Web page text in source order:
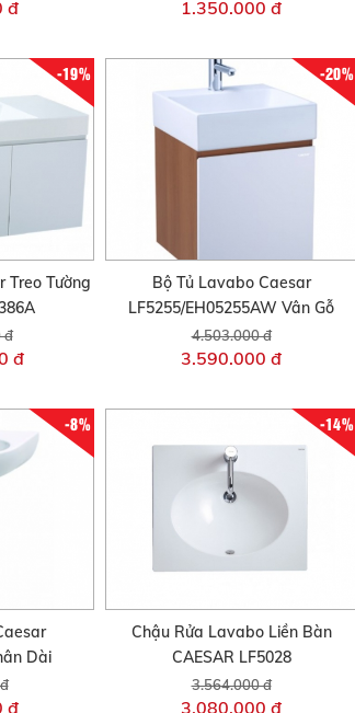
đ 1.350.000 đ
-19%
Treo Tường
đ
đ
-20%
Bộ Tủ Lavabo Caesar
LF5255/EH05255AW Vân Gỗ
4.503.000 đ
3.590.000 đ
-8%
Dài
đ
-14%
Chậu Rửa Lavabo Liền Bàn
CAESAR LF5028
3.564.000 đ
3.080.000 đ